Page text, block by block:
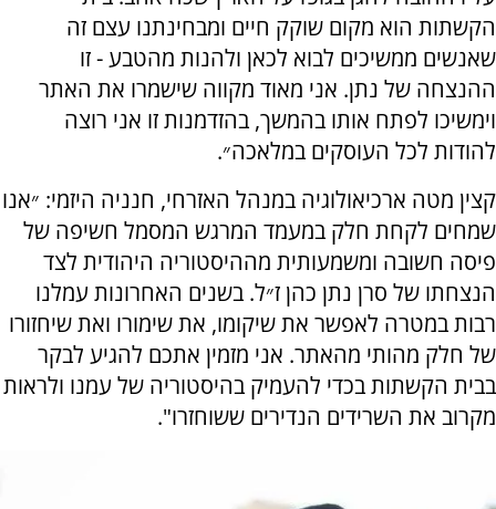
הקשתות הוא מקום שוקק חיים ומבחינתנו עצם זה
שאנשים ממשיכים לבוא לכאן ולהנות מהטבע - זו
ההנצחה של נתן. אני מאוד מקווה שישמרו את האתר
וימשיכו לפתח אותו בהמשך, בהזדמנות זו אני רוצה
להודות לכל העוסקים במלאכה״.
קצין מטה ארכיאולוגיה במנהל האזרחי, חנניה היזמי: ״אנו
שמחים לקחת חלק במעמד המרגש המסמל חשיפה של
פיסה חשובה ומשמעותית מההיסטוריה היהודית לצד
הנצחתו של סרן נתן כהן ז״ל. בשנים האחרונות עמלנו
רבות במטרה לאפשר את שיקומו, את שימורו ואת שיחזורו
של חלק מהותי מהאתר. אני מזמין אתכם להגיע לבקר
בבית הקשתות בכדי להעמיק בהיסטוריה של עמנו ולראות
מקרוב את השרידים הנדירים ששוחזרו".